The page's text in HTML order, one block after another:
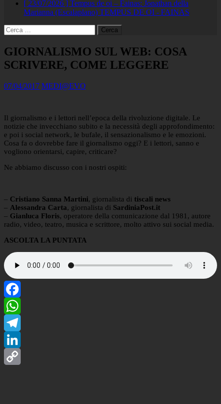
[ 23/07/2026 ] Tempus de oi – Fainas: Jonathan della
Marianna (Escalaplano) TEMPUS DE OI - FAINAS
Ricerca
per:
GIORNALISMO SUL WEB: COSA
SCRIVERE, COME LEGGERE
07/04/2017 MEDI@EVO
Il giornalismo e i lettori nell’epoca della rivoluzione digitale. Le
notizie che invecchiano subito e la necessità degli approfondimento:
e poi i social network, le bufale, il sensazionalismo e le emozioni.
Cosa fa o dovrebbe fare il giornalismo oggi? E i lettori, sanno e
vogliono orientarsi, capire, criticare?
Ne abbiamo discusso con i nostri ospiti:
– Cristiano Sanna Martini, giornalista di tiscali news
– Alessandra Carta, giornalista di SardiniaPost.it
– Gianluca Floris, operatore della comunicazione dal 1981, autore
radio, video, teatro, musica e scrittore, molto attivo sui social media.
ASCOLTA LA PUNTATA
Facebook
WhatsApp
Telegram
LinkedIn